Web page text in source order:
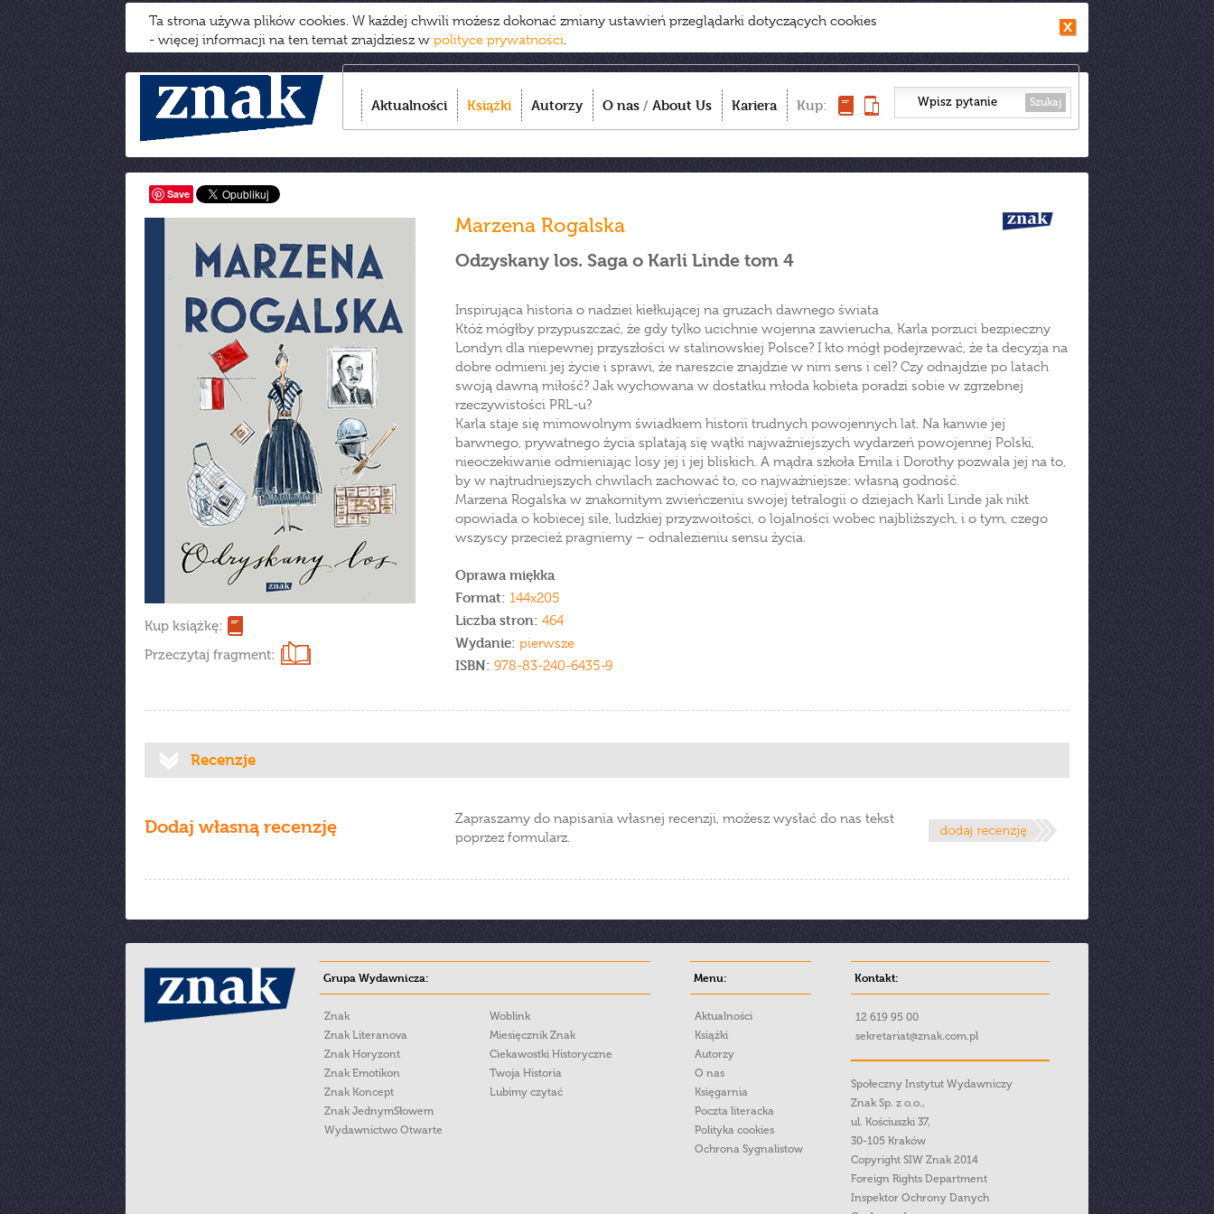
Ta strona używa plików cookies. W każdej chwili możesz dokonać zmiany ustawień przeglądarki dotyczących cookies
- więcej informacji na ten temat znajdziesz w polityce prywatności.
Aktualności Książki Autorzy O nas / About Us Kariera Kup: Szukaj
Save
Kup książkę:
Przeczytaj fragment:
Marzena Rogalska
Odzyskany los. Saga o Karli Linde tom 4
Inspirująca historia o nadziei kiełkującej na gruzach dawnego świata
Któż mógłby przypuszczać, że gdy tylko ucichnie wojenna zawierucha, Karla porzuci bezpieczny
Londyn dla niepewnej przyszłości w stalinowskiej Polsce? I kto mógł podejrzewać, że ta decyzja na
dobre odmieni jej życie i sprawi, że nareszcie znajdzie w nim sens i cel? Czy odnajdzie po latach
swoją dawną miłość? Jak wychowana w dostatku młoda kobieta poradzi sobie w zgrzebnej
rzeczywistości PRL-u?
Karla staje się mimowolnym świadkiem historii trudnych powojennych lat. Na kanwie jej
barwnego, prywatnego życia splatają się wątki najważniejszych wydarzeń powojennej Polski,
nieoczekiwanie odmieniając losy jej i jej bliskich. A mądra szkoła Emila i Dorothy pozwala jej na to,
by w najtrudniejszych chwilach zachować to, co najważniejsze: własną godność.
Marzena Rogalska w znakomitym zwieńczeniu swojej tetralogii o dziejach Karli Linde jak nikt
opowiada o kobiecej sile, ludzkiej przyzwoitości, o lojalności wobec najbliższych, i o tym, czego
wszyscy przecież pragniemy – odnalezieniu sensu życia.
Oprawa miękka
Format: 144x205
Liczba stron: 464
Wydanie: pierwsze
ISBN: 978-83-240-6435-9
Recenzje
Dodaj własną recenzję
Zapraszamy do napisania własnej recenzji, możesz wysłać do nas tekst
poprzez formularz.
Grupa Wydawnicza:
Znak
Znak Literanova
Znak Horyzont
Znak Emotikon
Znak Koncept
Znak JednymSłowem
Wydawnictwo Otwarte
Woblink
Miesięcznik Znak
Ciekawostki Historyczne
Twoja Historia
Lubimy czytać
Menu:
Aktualności
Książki
Autorzy
O nas
Księgarnia
Poczta literacka
Polityka cookies
Ochrona Sygnalistow
Kontakt:
12 619 95 00
sekretariat@znak.com.pl
Społeczny Instytut Wydawniczy
Znak Sp. z o.o.,
ul. Kościuszki 37,
30-105 Kraków
Copyright SIW Znak 2014
Foreign Rights Department
Inspektor Ochrony Danych